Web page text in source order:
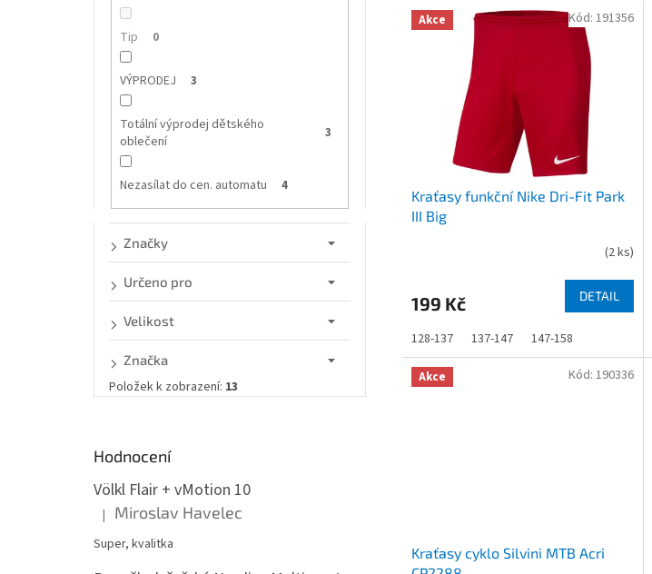
Tip 0
VÝPRODEJ 3
Totální výprodej dětského
oblečení
3
Nezasílat do cen. automatu 4
Značky
Určeno pro
Velikost
Značka
Položek k zobrazení: 13
Hodnocení
Völkl Flair + vMotion 10
Hodnocení produktu je 5 z 5 hvězdiček.
| Miroslav Havelec
Super, kvalitka
nV Akce
Kraťasy funkční Nike Dri-Fit Park
III Big
(2 ks)
199 Kč DETAIL
128-137 137-147 147-158
Kód: 191356
Akce
Kraťasy cyklo Silvini MTB Acri
Kód: 190336